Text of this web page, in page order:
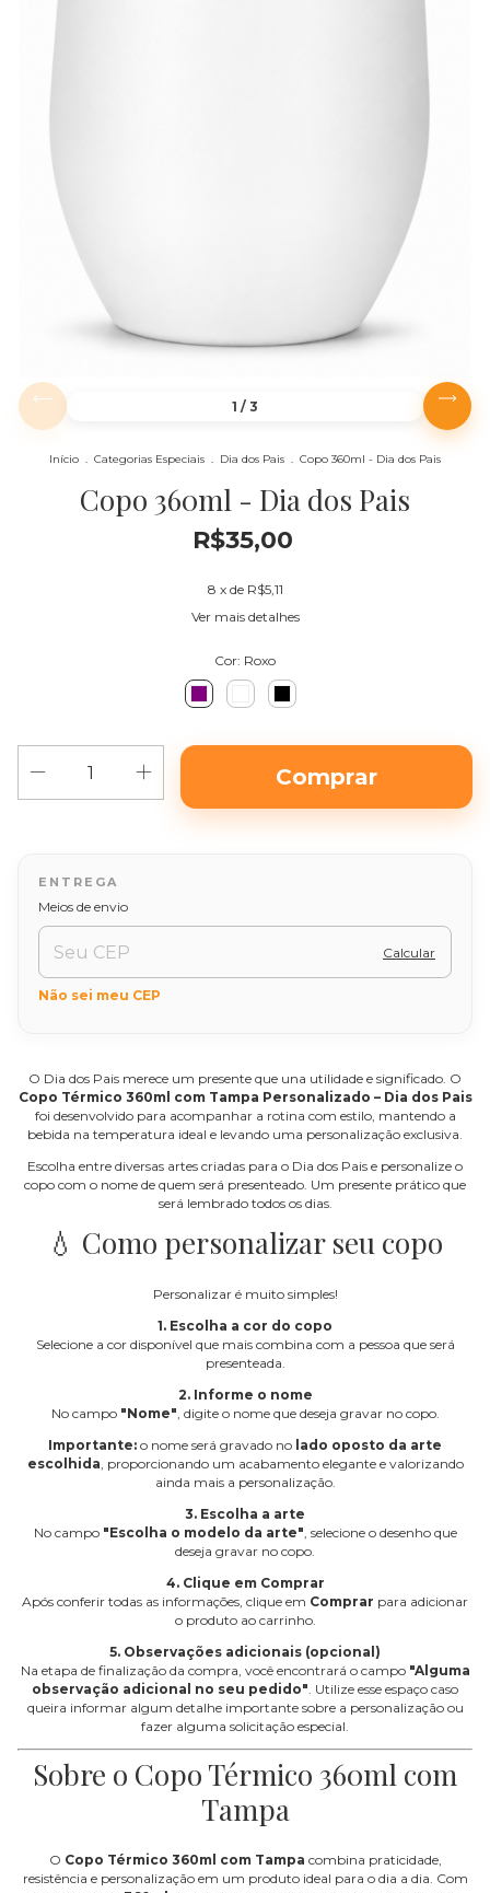
1 / 3
Início . Categorias Especiais . Dia dos Pais . Copo 360ml - Dia dos Pais
Copo 360ml - Dia dos Pais
R$35,00
8 x de R$5,11
Ver mais detalhes
Cor: Roxo
Entregas para o CEP:
Meios de envio
Calcular
Não sei meu CEP
O Dia dos Pais merece um presente que una utilidade e significado. O
Copo Térmico 360ml com Tampa Personalizado – Dia dos Pais
foi desenvolvido para acompanhar a rotina com estilo, mantendo a
bebida na temperatura ideal e levando uma personalização exclusiva.
Escolha entre diversas artes criadas para o Dia dos Pais e personalize o
copo com o nome de quem será presenteado. Um presente prático que
será lembrado todos os dias.
💧 Como personalizar seu copo
Personalizar é muito simples!
1. Escolha a cor do copo
Selecione a cor disponível que mais combina com a pessoa que será
presenteada.
2. Informe o nome
No campo "Nome" , digite o nome que deseja gravar no copo.
Importante: o nome será gravado no lado oposto da arte
escolhida , proporcionando um acabamento elegante e valorizando
ainda mais a personalização.
3. Escolha a arte
No campo "Escolha o modelo da arte" , selecione o desenho que
deseja gravar no copo.
4. Clique em Comprar
Após conferir todas as informações, clique em Comprar para adicionar
o produto ao carrinho.
5. Observações adicionais (opcional)
Na etapa de finalização da compra, você encontrará o campo "Alguma
observação adicional no seu pedido" . Utilize esse espaço caso
queira informar algum detalhe importante sobre a personalização ou
fazer alguma solicitação especial.
Sobre o Copo Térmico 360ml com
Tampa
O Copo Térmico 360ml com Tampa combina praticidade,
resistência e personalização em um produto ideal para o dia a dia. Com